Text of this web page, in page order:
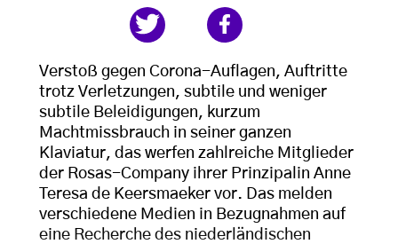
Verstoß gegen Corona-Auflagen, Auftritte
trotz Verletzungen, subtile und weniger
subtile Beleidigungen, kurzum
Machtmissbrauch in seiner ganzen
Klaviatur, das werfen zahlreiche Mitglieder
der Rosas-Company ihrer Prinzipalin Anne
Teresa de Keersmaeker vor. Das melden
verschiedene Medien in Bezugnahmen auf
eine Recherche des niederländischen